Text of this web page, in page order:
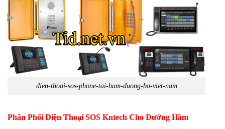
dien-thoai-sos-phone-tai-ham-duong-bo-viet-nam
Phân Phối Điện Thoại SOS Kntech Cho Đường Hầm